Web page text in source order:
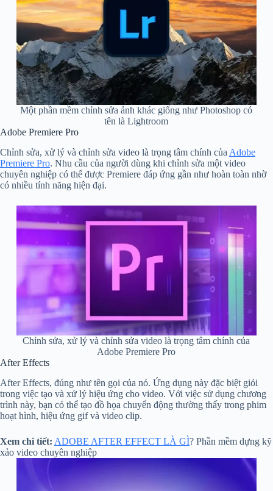
Một phần mềm chỉnh sửa ảnh khác giống như Photoshop có
tên là Lightroom
Adobe Premiere Pro
Chỉnh sửa, xử lý và chỉnh sửa video là trọng tâm chính của Adobe
Premiere Pro. Nhu cầu của người dùng khi chỉnh sửa một video
chuyên nghiệp có thể được Premiere đáp ứng gần như hoàn toàn nhờ
có nhiều tính năng hiện đại.
Chỉnh sửa, xử lý và chỉnh sửa video là trọng tâm chính của
Adobe Premiere Pro
After Effects
After Effects, đúng như tên gọi của nó. Ứng dụng này đặc biệt giỏi
trong việc tạo và xử lý hiệu ứng cho video. Với việc sử dụng chương
trình này, bạn có thể tạo đồ họa chuyển động thường thấy trong phim
hoạt hình, hiệu ứng gif và video clip.
Xem chi tiết: ADOBE AFTER EFFECT LÀ GÌ? Phần mềm dựng kỹ
xảo video chuyên nghiệp